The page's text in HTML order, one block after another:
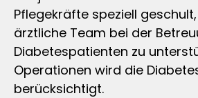
Pflegekräfte speziell
ärztliche Team bei der
Diabetespatienten zu
Operationen wird die
berücksichtigt.